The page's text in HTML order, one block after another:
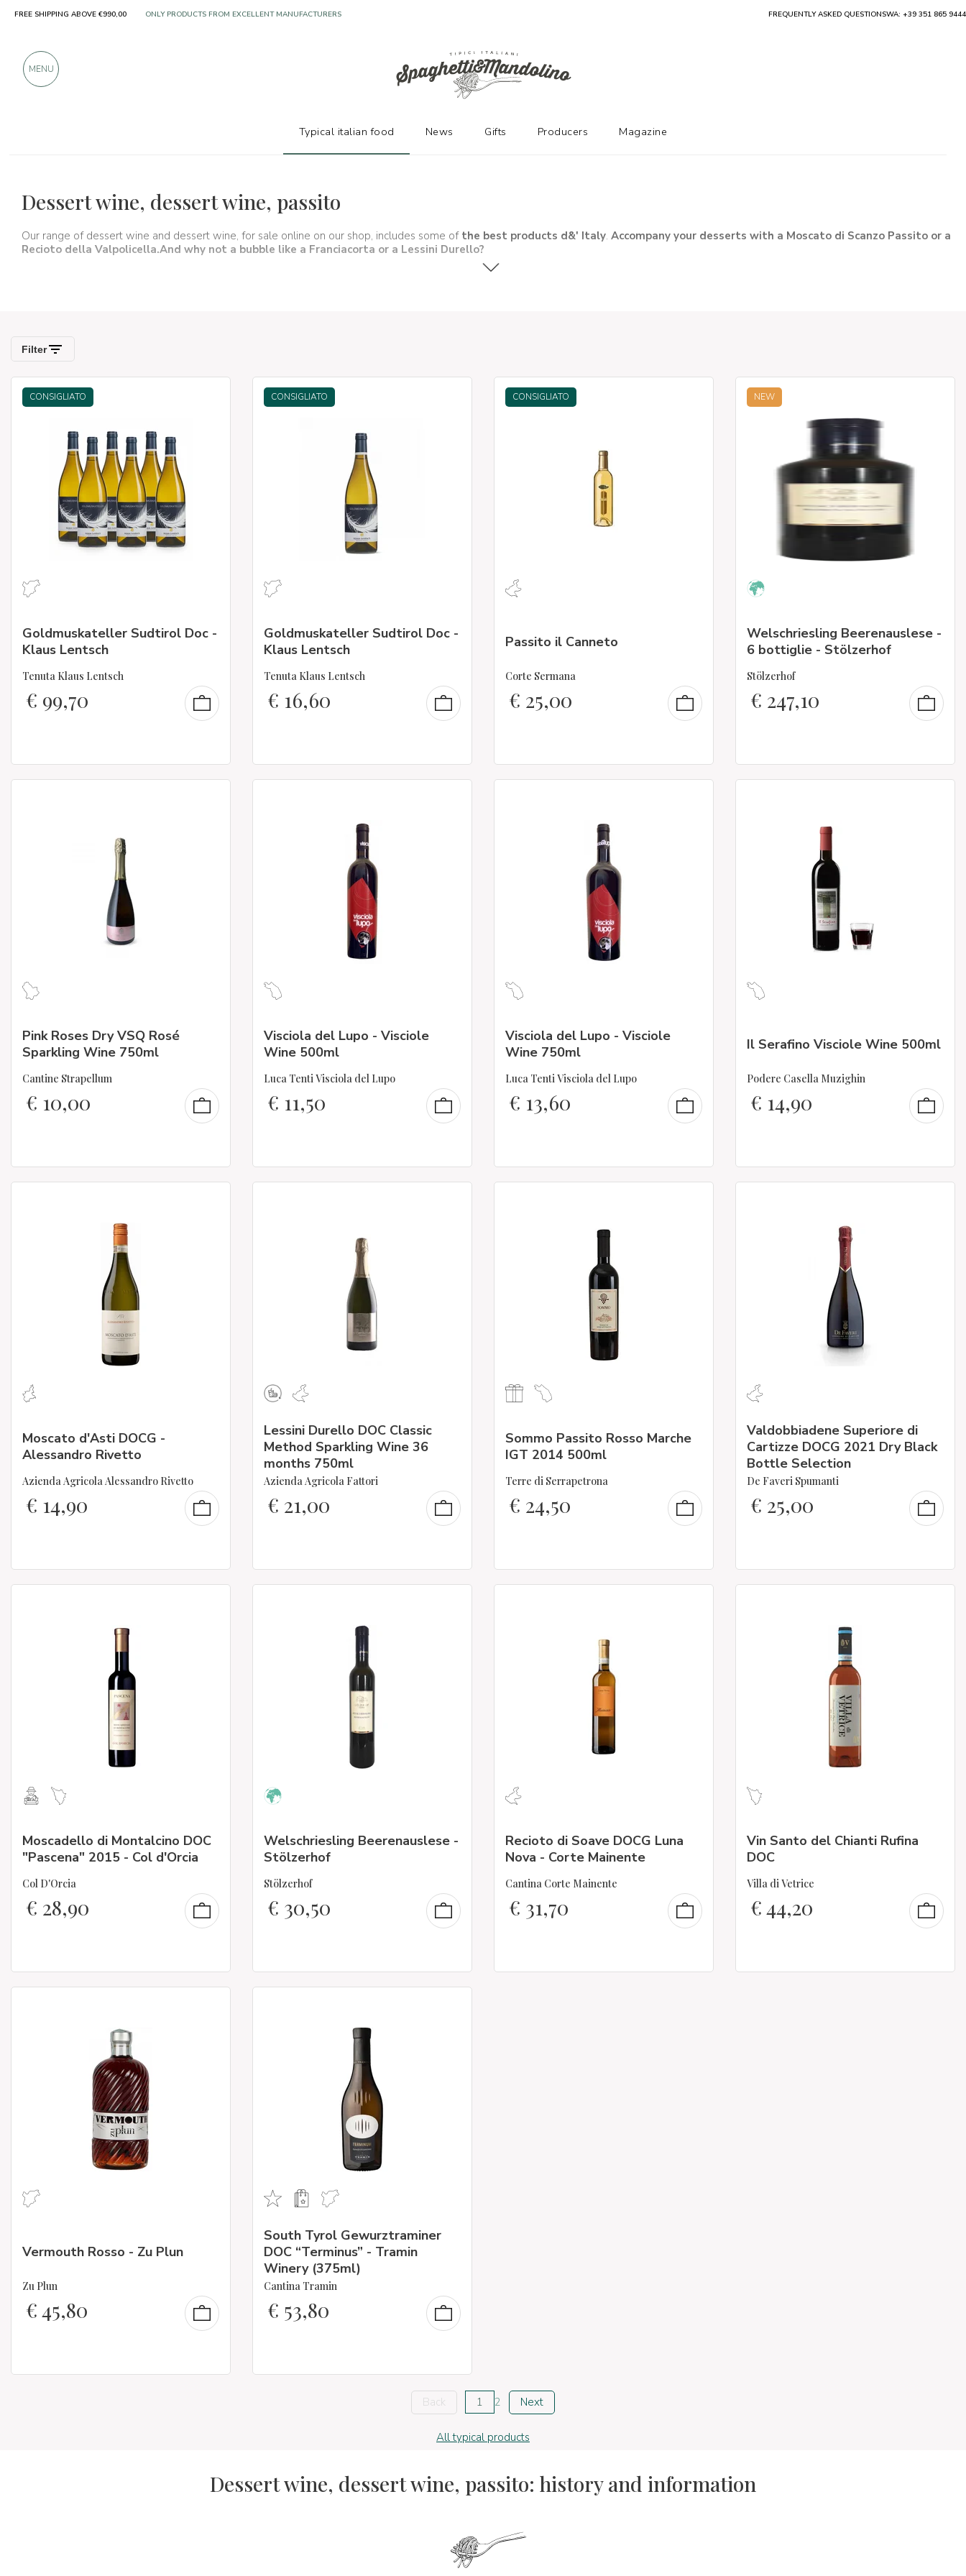
Dessert wine, dessert wine, passito
Our range of dessert wine and dessert wine, for sale online on our shop, includes some of the best products d&' Italy. Accompany your desserts with a Moscato di Scanzo Passito or a
Recioto della Valpolicella.And why not a bubble like a Franciacorta or a Lessini Durello?
CONSIGLIATO
Goldmuskateller Sudtirol Doc -
Klaus Lentsch
Tenuta Klaus Lentsch
€ 99,70
CONSIGLIATO
Goldmuskateller Sudtirol Doc -
Klaus Lentsch
Tenuta Klaus Lentsch
€ 16,60
CONSIGLIATO
Passito il Canneto
Corte Sermana
€ 25,00
NEW
Welschriesling Beerenauslese -
6 bottiglie - Stölzerhof
Stölzerhof
€ 247,10
Pink Roses Dry VSQ Rosé
Sparkling Wine 750ml
Cantine Strapellum
€ 10,00
Visciola del Lupo - Visciole
Wine 500ml
Luca Tenti Visciola del Lupo
€ 11,50
Visciola del Lupo - Visciole
Wine 750ml
Luca Tenti Visciola del Lupo
€ 13,60
Il Serafino Visciole Wine 500ml
Podere Casella Muzighin
€ 14,90
Moscato d'Asti DOCG -
Alessandro Rivetto
Azienda Agricola Alessandro Rivetto
€ 14,90
Lessini Durello DOC Classic
Method Sparkling Wine 36
months 750ml
Azienda Agricola Fattori
€ 21,00
Sommo Passito Rosso Marche
IGT 2014 500ml
Terre di Serrapetrona
€ 24,50
Valdobbiadene Superiore di
Cartizze DOCG 2021 Dry Black
Bottle Selection
De Faveri Spumanti
€ 25,00
Moscadello di Montalcino DOC
"Pascena" 2015 - Col d'Orcia
Col D'Orcia
€ 28,90
Welschriesling Beerenauslese -
Stölzerhof
Stölzerhof
€ 30,50
Recioto di Soave DOCG Luna
Nova - Corte Mainente
Cantina Corte Mainente
€ 31,70
Vin Santo del Chianti Rufina
DOC
Villa di Vetrice
€44,20
Vermouth Rosso - Zu Plun
Zu Plun
€45,80
South Tyrol Gewurztraminer
DOC “Terminus” - Tramin
Winery (375ml)
Cantina Tramin
€ 53,80
Back 1 2 Next
All typical products
Dessert wine, dessert wine, passito: history and information
FREE SHIPPING ABOVE €990,00 OVER 900 POSITIVE REVIEWS FREQUENTLY ASKED QUESTIONSWA: +39 351 865 9444
MENU
Typical italian food News Gifts Producers Magazine